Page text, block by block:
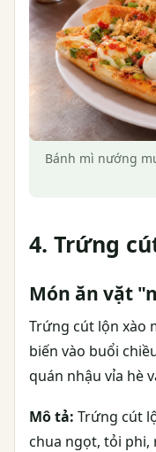
Bánh mì nướng
4. Trứng
Món ăn vặt
Trứng cút lộn xào
biến vào buổi
quán nhậu vỉa hè
Mô tả: Trứng cút
chua ngọt, tỏi phi,